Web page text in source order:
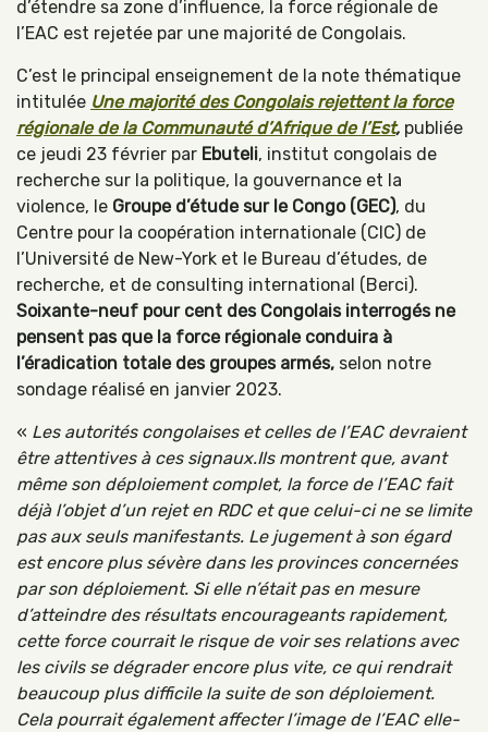
d’étendre sa zone d’influence, la force régionale de
l’EAC est rejetée par une majorité de Congolais.
C’est le principal enseignement de la note thématique
intitulée Une majorité des Congolais rejettent la force
régionale de la Communauté d’Afrique de l’Est, publiée
ce jeudi 23 février par Ebuteli, institut congolais de
recherche sur la politique, la gouvernance et la
violence, le Groupe d’étude sur le Congo (GEC), du
Centre pour la coopération internationale (CIC) de
l’Université de New-York et le Bureau d’études, de
recherche, et de consulting international (Berci).
Soixante-neuf pour cent des Congolais interrogés ne
pensent pas que la force régionale conduira à
l’éradication totale des groupes armés, selon notre
sondage réalisé en janvier 2023.
« Les autorités congolaises et celles de l’EAC devraient
être attentives à ces signaux.Ils montrent que, avant
même son déploiement complet, la force de l’EAC fait
déjà l’objet d’un rejet en RDC et que celui-ci ne se limite
pas aux seuls manifestants. Le jugement à son égard
est encore plus sévère dans les provinces concernées
par son déploiement. Si elle n’était pas en mesure
d’atteindre des résultats encourageants rapidement,
cette force courrait le risque de voir ses relations avec
les civils se dégrader encore plus vite, ce qui rendrait
beaucoup plus difficile la suite de son déploiement.
Cela pourrait également affecter l’image de l’EAC elle-